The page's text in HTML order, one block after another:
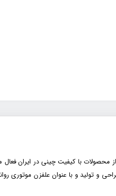
با کیفیت چینی در ایران
تولید و با عنوان علفزن موتوری